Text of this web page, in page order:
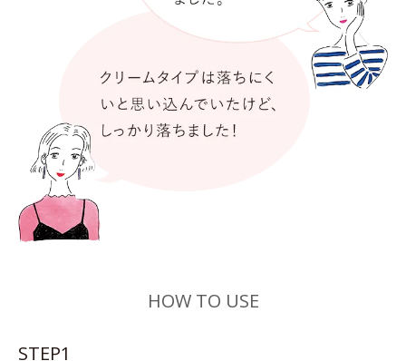
HOW TO USE
STEP1